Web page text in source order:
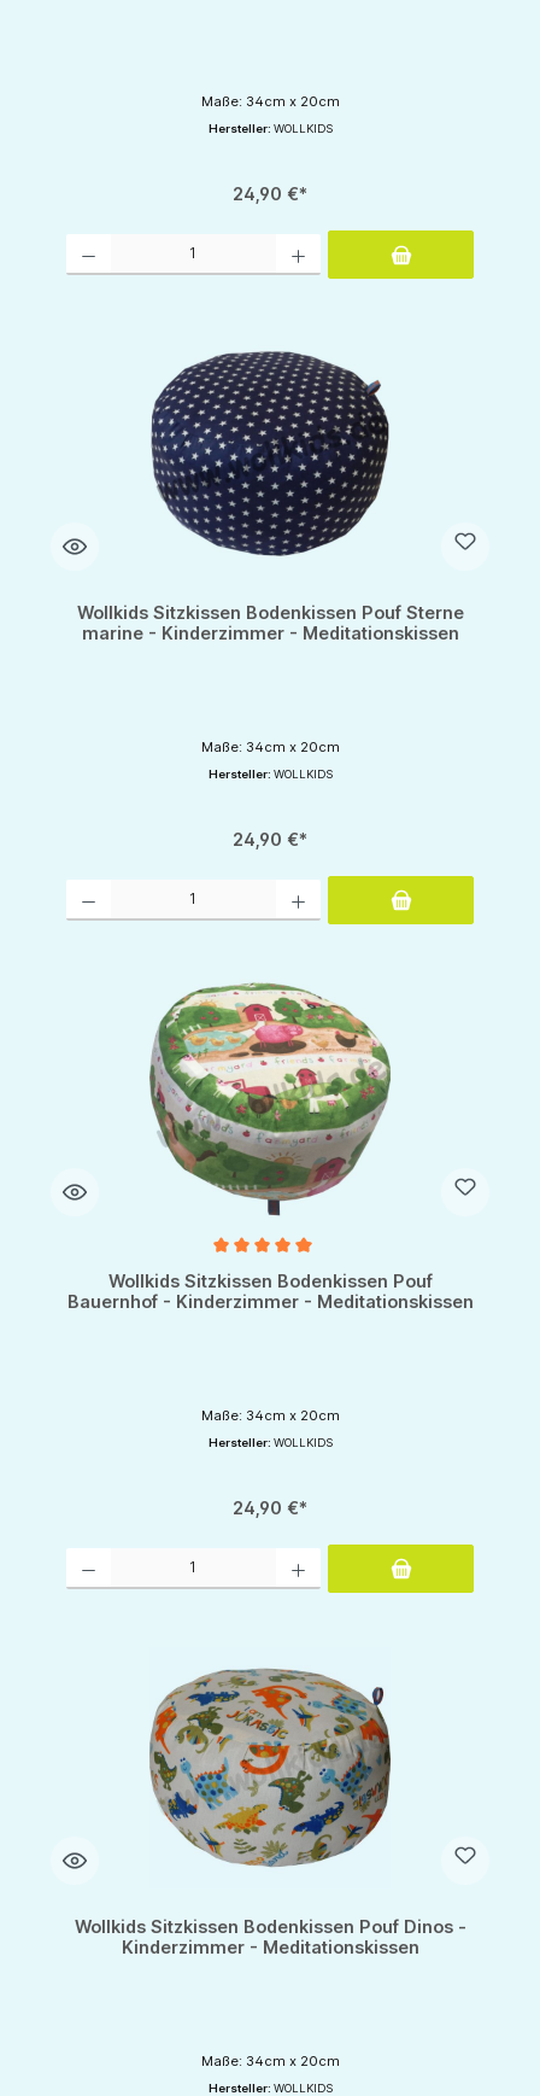
Maße: 34cm x 20cm
Hersteller: WOLLKIDS
24,90 €*
Wollkids Sitzkissen Bodenkissen Pouf Sterne
marine - Kinderzimmer - Meditationskissen
Maße: 34cm x 20cm
Hersteller: WOLLKIDS
24,90 €*
Wollkids Sitzkissen Bodenkissen Pouf
Bauernhof - Kinderzimmer - Meditationskissen
Maße: 34cm x 20cm
Hersteller: WOLLKIDS
24,90 €*
Wollkids Sitzkissen Bodenkissen Pouf Dinos -
Kinderzimmer - Meditationskissen
Maße: 34cm x 20cm
Hersteller: WOLLKIDS